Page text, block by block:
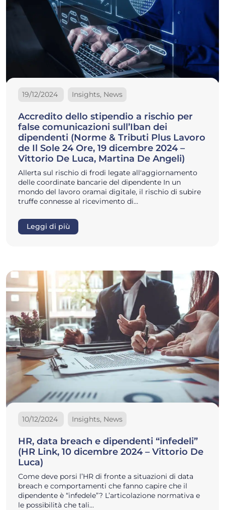
19/12/2024 Insights, News
Accredito dello stipendio a rischio per
false comunicazioni sull’Iban dei
dipendenti (Norme & Tributi Plus Lavoro
de Il Sole 24 Ore, 19 dicembre 2024 –
Vittorio De Luca, Martina De Angeli)
Allerta sul rischio di frodi legate all'aggiornamento
delle coordinate bancarie del dipendente In un
mondo del lavoro oramai digitale, il rischio di subire
truffe connesse al ricevimento di…
Leggi di più
10/12/2024 Insights, News
HR, data breach e dipendenti “infedeli”
(HR Link, 10 dicembre 2024 – Vittorio De
Luca)
Come deve porsi l’HR di fronte a situazioni di data
breach e comportamenti che fanno capire che il
dipendente è “infedele”? L’articolazione normativa e
le possibilità che tali…